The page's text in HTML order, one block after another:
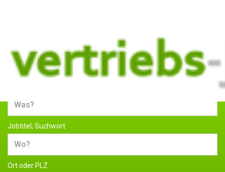
Jobs und Stellenangebote im
Vertrieb
Jobtitel, Suchwort
Ort oder PLZ